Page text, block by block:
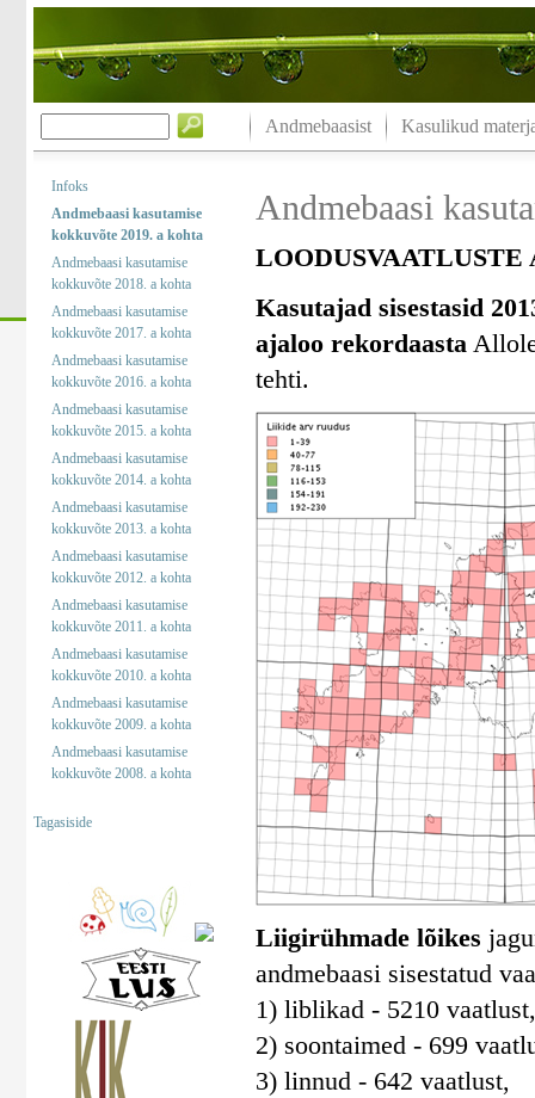
Andmebaasist Kasulikud
Infoks
Andmebaasi kasutamise
kokkuvõte 2019. a kohta
Andmebaasi kasutamise
kokkuvõte 2018. a kohta
Andmebaasi kasutamise
kokkuvõte 2017. a kohta
Andmebaasi kasutamise
kokkuvõte 2016. a kohta
Andmebaasi kasutamise
kokkuvõte 2015. a kohta
Andmebaasi kasutamise
kokkuvõte 2014. a kohta
Andmebaasi kasutamise
kokkuvõte 2013. a kohta
Andmebaasi kasutamise
kokkuvõte 2012. a kohta
Andmebaasi kasutamise
kokkuvõte 2011. a kohta
Andmebaasi kasutamise
kokkuvõte 2010. a kohta
Andmebaasi kasutamise
kokkuvõte 2009. a kohta
Andmebaasi kasutamise
kokkuvõte 2008. a kohta
Tagasiside
Andmebaasi
Kasutajad sisestasid
ajaloo rekordaasta
tehti.
Liigirühmade lõikes
andmebaasi sisestatud
1) liblikad - 5210 vaatlust,
2) soontaimed - 699
3) linnud - 642 vaatlust,